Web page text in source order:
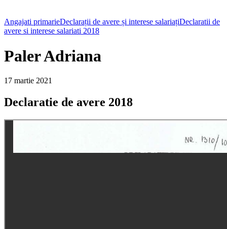
Angajati primarieDeclarații de avere și interese salariațiDeclaratii de
avere si interese salariati 2018
Paler Adriana
17 martie 2021
Declaratie de avere 2018